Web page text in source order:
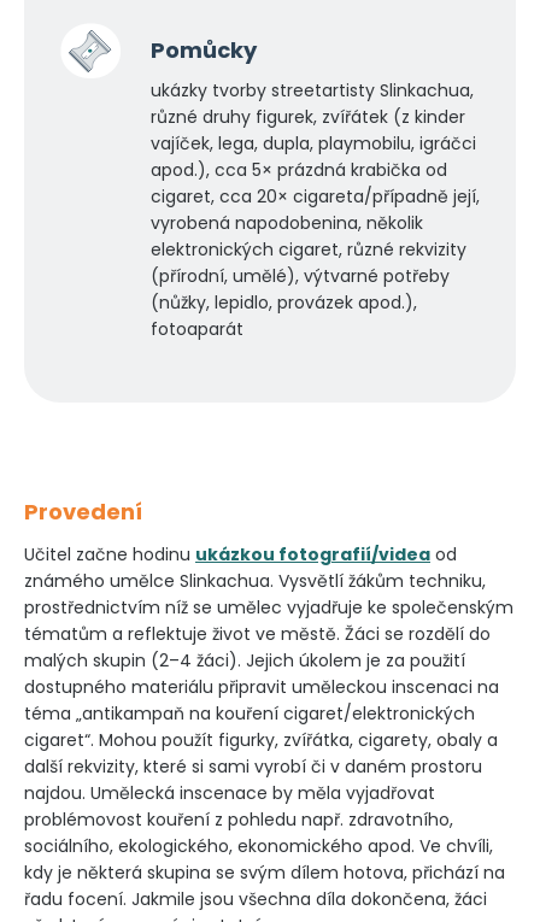
Pomůcky
ukázky tvorby streetartisty Slinkachua,
různé druhy figurek, zvířátek (z kinder
vajíček, lega, dupla, playmobilu, igráčci
apod.), cca 5× prázdná krabička od
cigaret, cca 20× cigareta/případně její,
vyrobená napodobenina, několik
elektronických cigaret, různé rekvizity
(přírodní, umělé), výtvarné potřeby
(nůžky, lepidlo, provázek apod.),
fotoaparát
Provedení
Učitel začne hodinu ukázkou fotografií/videa od
známého umělce Slinkachua. Vysvětlí žákům techniku,
prostřednictvím níž se umělec vyjadřuje ke společenským
tématům a reflektuje život ve městě. Žáci se rozdělí do
malých skupin (2–4 žáci). Jejich úkolem je za použití
dostupného materiálu připravit uměleckou inscenaci na
téma „antikampaň na kouření cigaret/elektronických
cigaret“. Mohou použít figurky, zvířátka, cigarety, obaly a
další rekvizity, které si sami vyrobí či v daném prostoru
najdou. Umělecká inscenace by měla vyjadřovat
problémovost kouření z pohledu např. zdravotního,
sociálního, ekologického, ekonomického apod. Ve chvíli,
kdy je některá skupina se svým dílem hotova, přichází na
řadu focení. Jakmile jsou všechna díla dokončena, žáci